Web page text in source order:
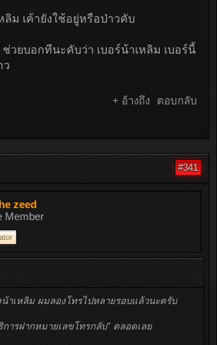
ลิม เค้ายังใช้อยู่หรือป่าวคับ
วยบอกทีนะคับว่า เบอร์น้าเหลิม เบอร์นี้
ว
+ อ้างถึง ตอบกลับ
#341
zeed
Member
น้าเหลิม ผมลองโทรไปหลายรอบแล้วนะครับ
ารฝากหมายเลขโทรกลับ" ตลอดเลย